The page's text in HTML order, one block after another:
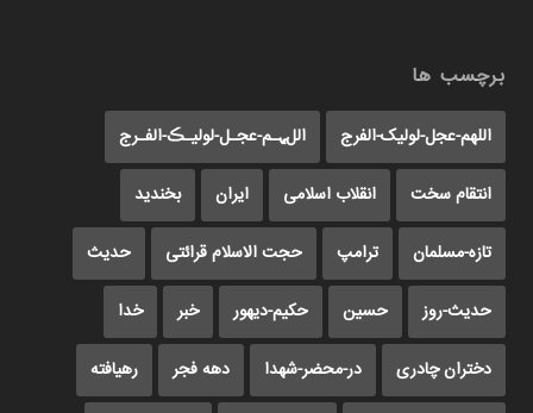
برچسب ها
اللهم-عجل-لولیک-الفرج اللﮩـم-عجـل-لولیـڪ-الفـرج
انتقام سخت انقلاب اسلامی ایران بخندید
تازه-مسلمان ترامپ حجت الاسلام قرائتی حدیث
حدیث-روز حسین حکیم-دیهور خبر خدا
دختران چادری در-محضر-شهدا دهه فجر رهیافته